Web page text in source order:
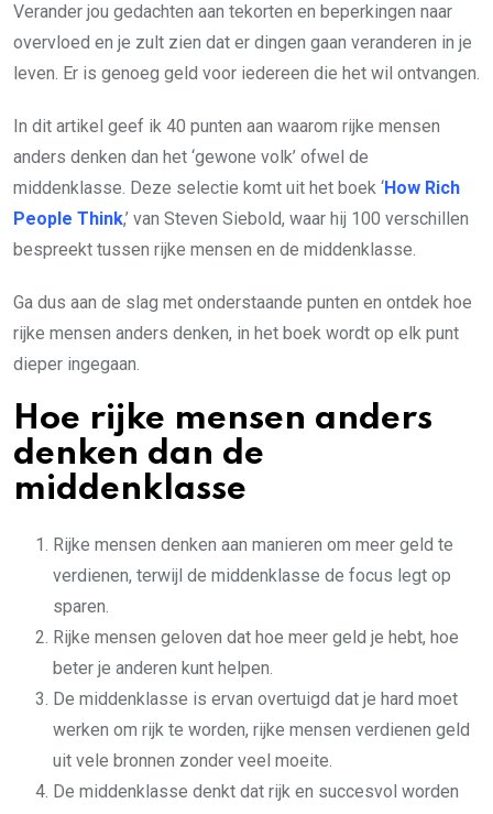
Verander jou gedachten aan tekorten en beperkingen naar
overvloed en je zult zien dat er dingen gaan veranderen in je
leven. Er is genoeg geld voor iedereen die het wil ontvangen.
In dit artikel geef ik 40 punten aan waarom rijke mensen
anders denken dan het ‘gewone volk’ ofwel de
middenklasse. Deze selectie komt uit het boek ‘How Rich
People Think,’ van Steven Siebold, waar hij 100 verschillen
bespreekt tussen rijke mensen en de middenklasse.
Ga dus aan de slag met onderstaande punten en ontdek hoe
rijke mensen anders denken, in het boek wordt op elk punt
dieper ingegaan.
Hoe rijke mensen anders
denken dan de
middenklasse
Rijke mensen denken aan manieren om meer geld te
verdienen, terwijl de middenklasse de focus legt op
sparen.
Rijke mensen geloven dat hoe meer geld je hebt, hoe
beter je anderen kunt helpen.
De middenklasse is ervan overtuigd dat je hard moet
werken om rijk te worden, rijke mensen verdienen geld
uit vele bronnen zonder veel moeite.
De middenklasse denkt dat rijk en succesvol worden